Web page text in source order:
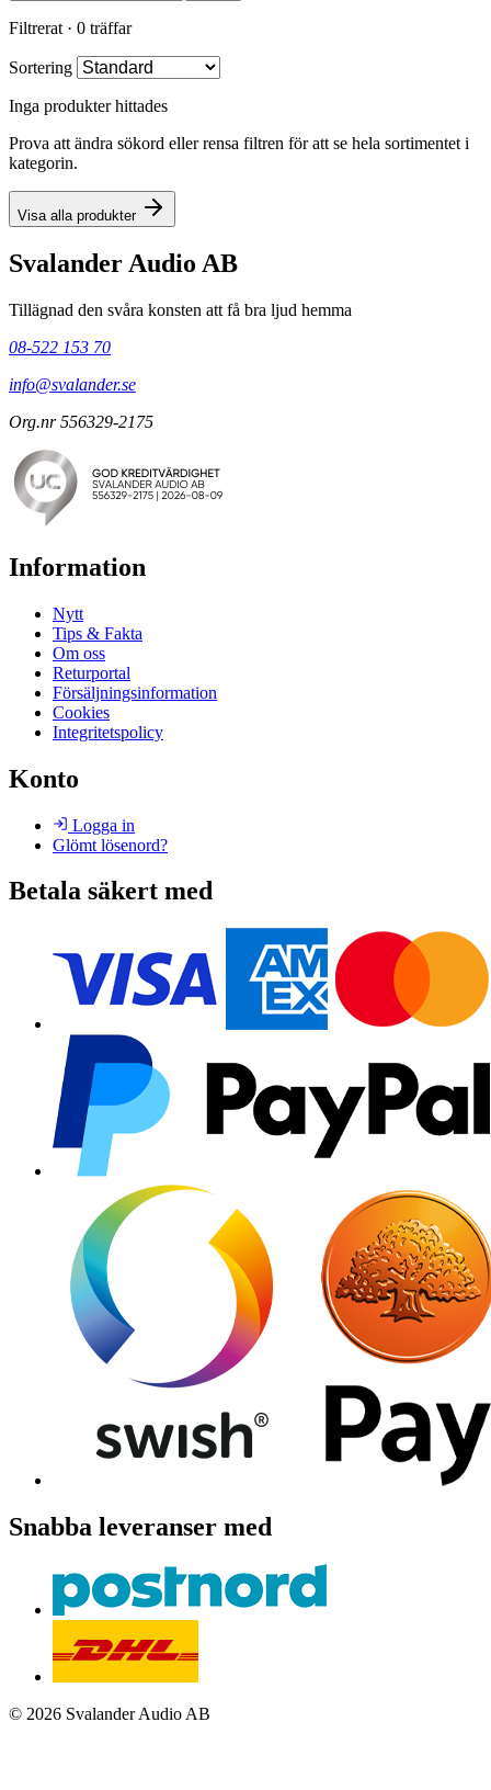
Filtrerat · 0 träffar
Sortering
Inga produkter hittades
Prova att ändra sökord eller rensa filtren för att se hela sortimentet i
kategorin.
Visa alla produkter
Svalander Audio AB
Tillägnad den svåra konsten att få bra ljud hemma
08-522 153 70
info@svalander.se
Org.nr 556329-2175
Information
Nytt
Tips & Fakta
Om oss
Returportal
Försäljningsinformation
Cookies
Integritetspolicy
Konto
Logga in
Glömt lösenord?
Betala säkert med
Snabba leveranser med
© 2026 Svalander Audio AB